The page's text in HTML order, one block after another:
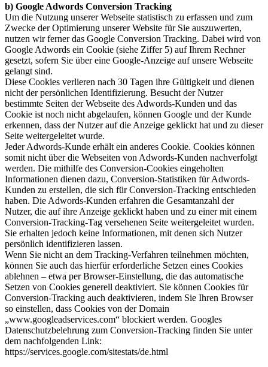
b) Google Adwords Conversion Tracking
Um die Nutzung unserer Webseite statistisch zu erfassen und zum
Zwecke der Optimierung unserer Website für Sie auszuwerten,
nutzen wir ferner das Google Conversion Tracking. Dabei wird von
Google Adwords ein Cookie (siehe Ziffer 5) auf Ihrem Rechner
gesetzt, sofern Sie über eine Google-Anzeige auf unsere Webseite
gelangt sind.
Diese Cookies verlieren nach 30 Tagen ihre Gültigkeit und dienen
nicht der persönlichen Identifizierung. Besucht der Nutzer
bestimmte Seiten der Webseite des Adwords-Kunden und das
Cookie ist noch nicht abgelaufen, können Google und der Kunde
erkennen, dass der Nutzer auf die Anzeige geklickt hat und zu dieser
Seite weitergeleitet wurde.
Jeder Adwords-Kunde erhält ein anderes Cookie. Cookies können
somit nicht über die Webseiten von Adwords-Kunden nachverfolgt
werden. Die mithilfe des Conversion-Cookies eingeholten
Informationen dienen dazu, Conversion-Statistiken für Adwords-
Kunden zu erstellen, die sich für Conversion-Tracking entschieden
haben. Die Adwords-Kunden erfahren die Gesamtanzahl der
Nutzer, die auf ihre Anzeige geklickt haben und zu einer mit einem
Conversion-Tracking-Tag versehenen Seite weitergeleitet wurden.
Sie erhalten jedoch keine Informationen, mit denen sich Nutzer
persönlich identifizieren lassen.
Wenn Sie nicht an dem Tracking-Verfahren teilnehmen möchten,
können Sie auch das hierfür erforderliche Setzen eines Cookies
ablehnen – etwa per Browser-Einstellung, die das automatische
Setzen von Cookies generell deaktiviert. Sie können Cookies für
Conversion-Tracking auch deaktivieren, indem Sie Ihren Browser
so einstellen, dass Cookies von der Domain
„www.googleadservices.com“ blockiert werden. Googles
Datenschutzbelehrung zum Conversion-Tracking finden Sie unter
dem nachfolgenden Link:
https://services.google.com/sitestats/de.html